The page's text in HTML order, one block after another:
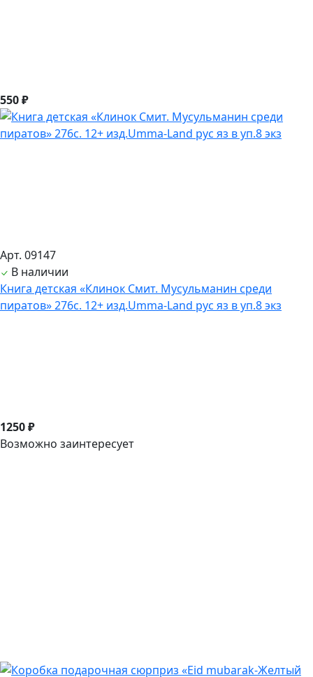
550 ₽
Арт. 09147
В наличии
Книга детская «Клинок Смит. Мусульманин среди
пиратов» 276с. 12+ изд.Umma-Land рус яз в уп.8 экз
1250 ₽
Возможно заинтересует